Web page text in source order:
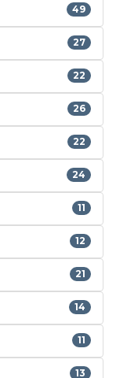
49
27
22
26
22
24
11
12
21
14
11
13